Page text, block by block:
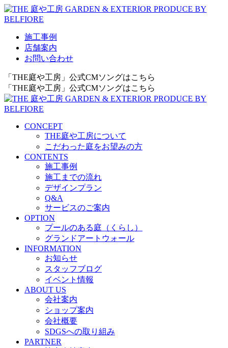
施工事例
店舗案内
お問い合わせ
「THE庭や工房」公式CMソングはこちら
「THE庭や工房」公式CMソングはこちら
CONCEPT
THE庭や工房について
こだわった庭をお望みの方
CONTENTS
施工事例
施工までの流れ
デザインプラン
Q&A
サービスのご案内
OPTION
プールのある庭（くらし）
グランドアートウォール
INFORMATION
お知らせ
スタッフブログ
イベント情報
ABOUT US
会社案内
ショップ案内
会社概要
SDGSへの取り組み
PARTNER